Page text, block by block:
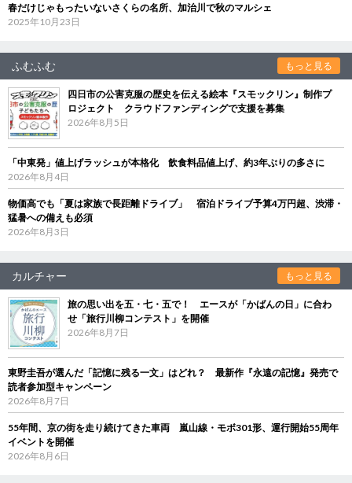
春だけじゃもったいないさくらの名所、加治川で秋のマルシェ
2025年10月23日
ふむふむ もっと見る
四日市の公害克服の歴史を伝える絵本『スモックリン』制作プ
ロジェクト クラウドファンディングで支援を募集
2026年8月5日
「中東発」値上げラッシュが本格化 飲食料品値上げ、約3年ぶりの多さに
2026年8月4日
物価高でも「夏は家族で長距離ドライブ」 宿泊ドライブ予算4万円超、渋滞・
猛暑への備えも必須
2026年8月3日
カルチャー もっと見る
旅の思い出を五・七・五で！ エースが「かばんの日」に合わ
せ「旅行川柳コンテスト」を開催
2026年8月7日
東野圭吾が選んだ「記憶に残る一文」はどれ？ 最新作『永遠の記憶』発売で
読者参加型キャンペーン
2026年8月7日
55年間、京の街を走り続けてきた車両 嵐山線・モボ301形、運行開始55周年
イベントを開催
2026年8月6日